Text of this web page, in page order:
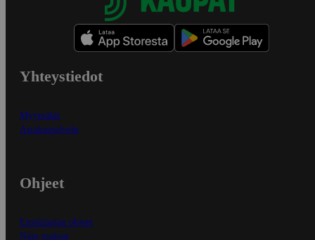
Yhteystiedot
Myymälät
Asiakaspalvelu
Ohjeet
Ensitilaajan ohjeet
Näin maksat